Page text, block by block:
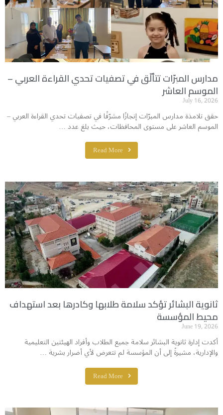
مدارس المبرّات تتألّق في تصفيات تحدي القراءة العربي –
الموسم العاشر
July 16, 2026
حقق تلامذة مدارس المبرّات إنجازًا مشرّفًا في تصفيات تحدي القراءة العربي –
الموسم العاشر على مستوى المحافظات، حيث بلغ عدد …
Read More
ثانوية البشائر تؤكد سلامة طلابها وكادرها بعد استهداف
محيط المؤسسة
June 19, 2026
أكدت إدارة ثانوية البشائر سلامة جميع الطلاب وأفراد الهيئتين التعليمية
والإدارية، مشيرةً إلى أن المؤسسة لم تتعرض لأي أضرار بشرية …
Read More